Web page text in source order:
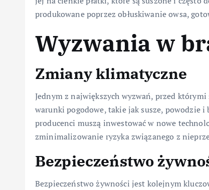
produkowane poprzez obłuskiwanie owsa,
Wyzwania w
Zmiany klimatyczne
Jednym z największych wyzwań, przed
warunki pogodowe, takie jak susze, powodzie i
producenci muszą inwestować w nowe
zminimalizowanie ryzyka związanego z
Bezpieczeństwo
Bezpieczeństwo żywności jest kolejnym